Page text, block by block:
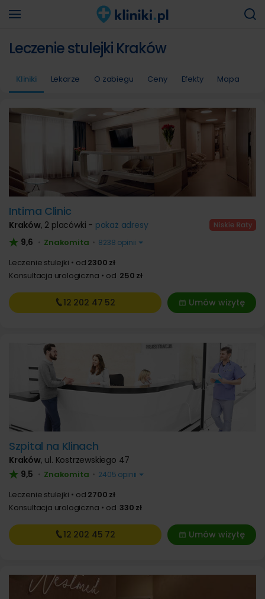
Leczenie stulejki Kraków
Kliniki Lekarze O zabiegu Ceny Efekty Mapa
Intima Clinic
Kraków, 2 placówki - pokaż adresy
9,6 • Znakomita • 8238 opinii
Leczenie stulejki od 2300 zł
Konsultacja urologiczna
od 250 zł
Umów wizytę
12 202 47 52
Szpital na Klinach
Kraków, ul. Kostrzewskiego 47
9,5 • Znakomita • 2405 opinii
Leczenie stulejki od 2700 zł
Konsultacja urologiczna
od 330 zł
Umów wizytę
12 202 45 72